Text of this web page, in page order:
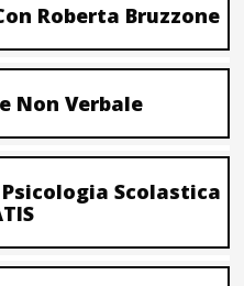
Roberta Bruzzone
Non Verbale
Scolastica